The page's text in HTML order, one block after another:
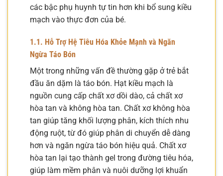
các bậc phụ huynh tự tin hơn khi bổ sung kiều
mạch vào thực đơn của bé.
1.1. Hỗ Trợ Hệ Tiêu Hóa Khỏe Mạnh và Ngăn
Ngừa Táo Bón
Một trong những vấn đề thường gặp ở trẻ bắt
đầu ăn dặm là táo bón. Hạt kiều mạch là
nguồn cung cấp chất xơ dồi dào, cả chất xơ
hòa tan và không hòa tan. Chất xơ không hòa
tan giúp tăng khối lượng phân, kích thích nhu
động ruột, từ đó giúp phân di chuyển dễ dàng
hơn và ngăn ngừa táo bón hiệu quả. Chất xơ
hòa tan lại tạo thành gel trong đường tiêu hóa,
giúp làm mềm phân và nuôi dưỡng lợi khuẩn